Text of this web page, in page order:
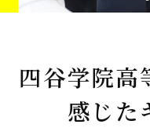
四谷学院高
感じた